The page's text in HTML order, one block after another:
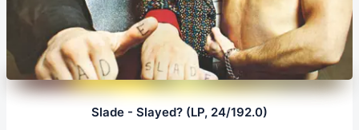
Slade - Slayed? (LP, 24/192.0)